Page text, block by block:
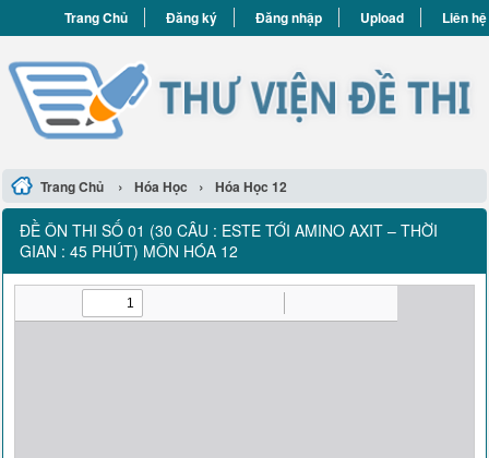
Trang Chủ Đăng ký Đăng nhập Upload Liên hệ
Trang Chủ › Hóa Học › Hóa Học 12
ĐỀ ÔN THI SỐ 01 (30 CÂU : ESTE TỚI AMINO AXIT – THỜI
GIAN : 45 PHÚT) MÔN HÓA 12